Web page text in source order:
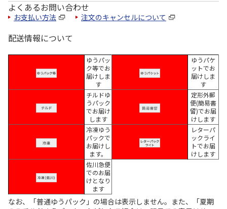
よくあるお問い合わせ
お支払い方法 注文のキャンセルについて
配送情報について
ゆうパッ
ク等でお
届けしま
す
ゆうパケ
ットでお
届けしま
す
チルドゆ
うパック
でお届け
します
定形外郵
便(簡易書
留)でお届
けします
冷凍ゆう
パックで
お届けし
ます。
レターパ
ックライ
トでお届
けします
佐川急便
でのお届
けとなり
ます
なお、「普通ゆうパック」の場合は表示しません。また、「夏期